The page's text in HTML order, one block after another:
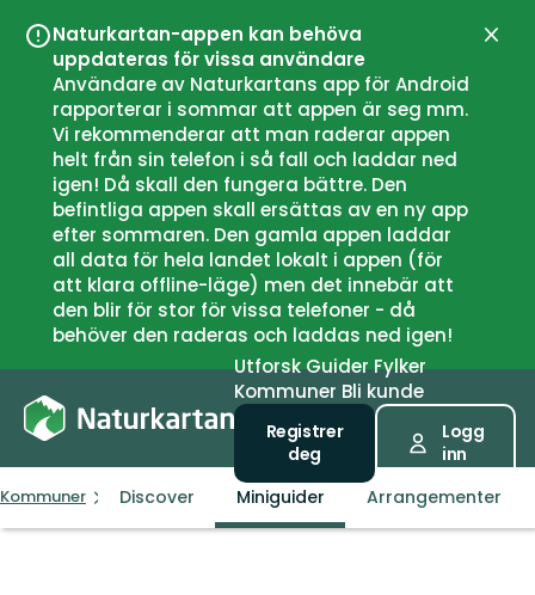
Naturkartan-appen kan behöva
uppdateras för vissa användare
Användare av Naturkartans app för Android
rapporterar i sommar att appen är seg mm.
Vi rekommenderar att man raderar appen
helt från sin telefon i så fall och laddar ned
igen! Då skall den fungera bättre. Den
befintliga appen skall ersättas av en ny app
efter sommaren. Den gamla appen laddar
all data för hela landet lokalt i appen (för
att klara offline-läge) men det innebär att
den blir för stor för vissa telefoner - då
behöver den raderas och laddas ned igen!
Lukk
UtforskGuiderFylker
Kommuner Bli kunde
Registrer
deg
Logg
inn
Kommuner Aure
Discover Miniguider Arrangementer